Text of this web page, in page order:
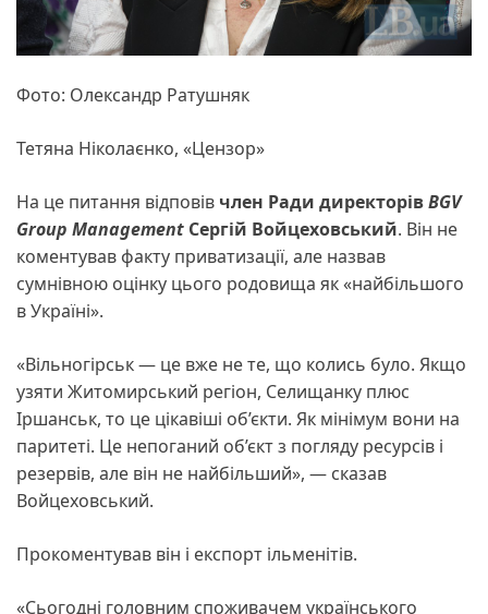
Фото: Олександр Ратушняк
Тетяна Ніколаєнко, «Цензор»
На це питання відповів член Ради директорівBGV
Group Management Сергій Войцеховський. Він не
коментував факту приватизації, але назвав
сумнівною оцінку цього родовища як «найбільшого
в Україні».
«Вільногірськ — це вже не те, що колись було. Якщо
узяти Житомирський регіон, Селищанку плюс
Іршанськ, то це цікавіші об’єкти. Як мінімум вони на
паритеті. Це непоганий об’єкт з погляду ресурсів і
резервів, але він не найбільший», — сказав
Войцеховський.
Прокоментував він і експорт ільменітів.
«Сьогодні головним споживачем українського